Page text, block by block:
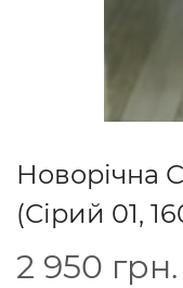
Новорічна
(Сірий 01,
2 950 грн.